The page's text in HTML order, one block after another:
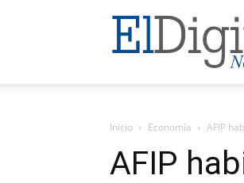
El
Digital
Neuquen
Inicio Economía AFIP
AFIP